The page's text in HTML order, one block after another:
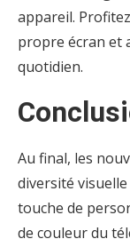
appareil.
propre écran et
quotidien.
Au final, les
diversité
touche de
de couleur du